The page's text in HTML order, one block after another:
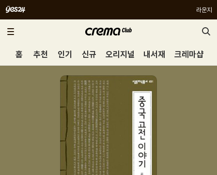
라운지
홈 추천 인기 신규 오리지널 내서재 크레마샵